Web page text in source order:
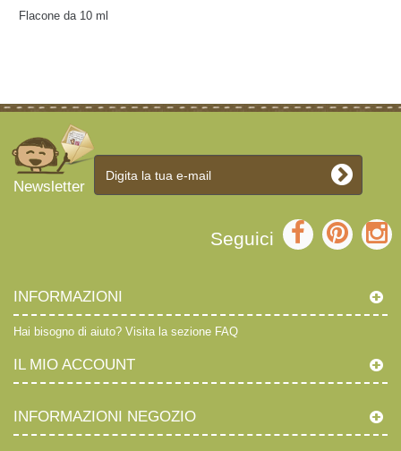
Flacone da 10 ml
Newsletter
Seguici
INFORMAZIONI
Hai bisogno di aiuto? Visita la sezione FAQ
IL MIO ACCOUNT
INFORMAZIONI NEGOZIO